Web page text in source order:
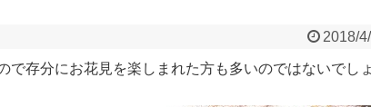
2018/
存分にお花見を楽しまれた方も多いのではないでし